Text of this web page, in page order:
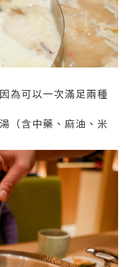
為可以一次滿足兩種
（含中藥、麻油、米